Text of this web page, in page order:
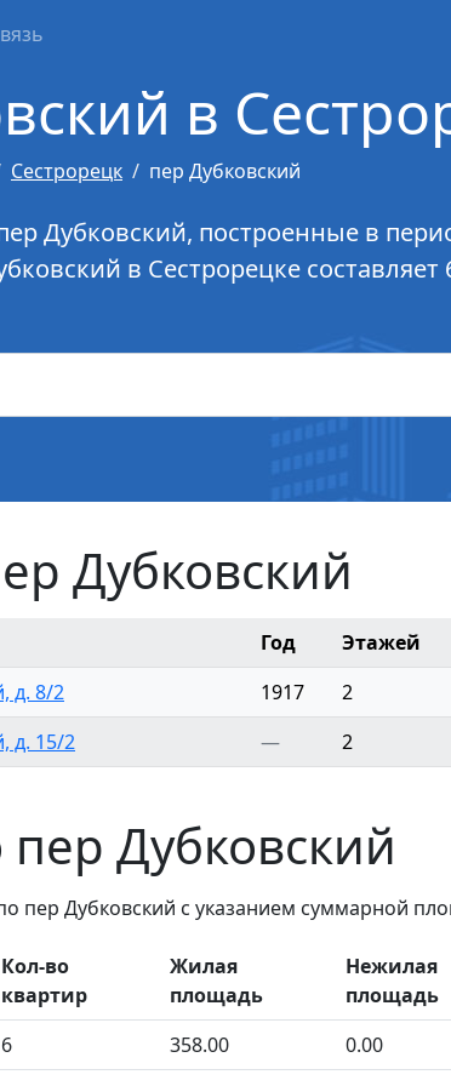
в
Сестрорецк пер Дубковский
Дубковский, построенные в
в Сестрорецке составляет
Дубковский
Год Этажей
д. 8/2 1917 2
д. 15/2 — 2
пер Дубковский
пер Дубковский с указанием суммарной
Кол-во
квартир
Жилая
площадь
Нежилая
площадь
6 358.00 0.00